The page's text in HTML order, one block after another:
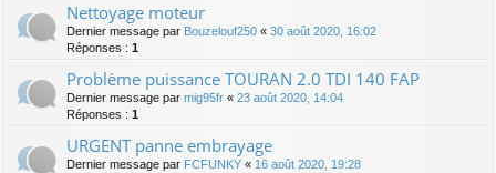
Nettoyage moteur
Dernier message par Bouzelouf250 « 30 août 2020, 16:02
Réponses : 1
Problème puissance TOURAN 2.0 TDI 140 FAP
Dernier message par mig95fr « 23 août 2020, 14:04
Réponses : 1
URGENT panne embrayage
Dernier message par FCFUNKY « 16 août 2020, 19:28